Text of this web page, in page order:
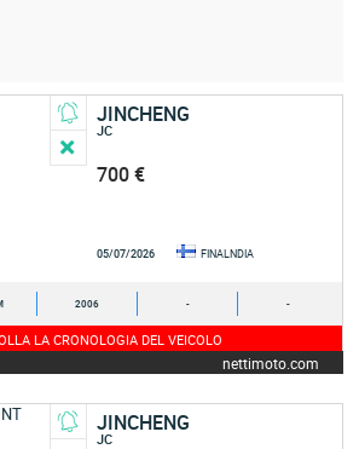
JINCHENG
JC
700 €
05/07/2026 FINALNDIA
2006 - -
LA CRONOLOGIA DEL VEICOLO
nettimoto.com
JINCHENG
JC